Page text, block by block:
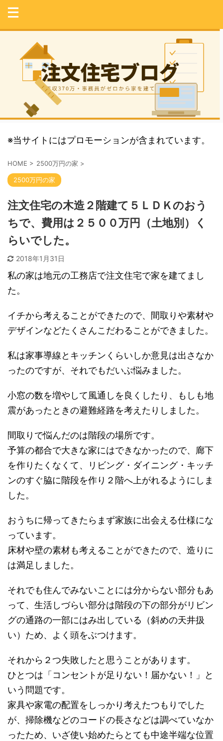
※当サイトにはプロモーションが含まれています。
HOME > 2500万円の家 >
2500万円の家
注文住宅の木造２階建て５ＬＤＫのおう
ちで、費用は２５００万円（土地別）く
らいでした。
2018年1月31日
私の家は地元の工務店で注文住宅で家を建てまし
た。
イチから考えることができたので、間取りや素材や
デザインなどたくさんこだわることができました。
私は家事導線とキッチンくらいしか意見は出さなか
ったのですが、それでもだいぶ悩みました。
小窓の数を増やして風通しを良くしたり、もしも地
震があったときの避難経路を考えたりしました。
間取りで悩んだのは階段の場所です。
予算の都合で大きな家にはできなかったので、廊下
を作りたくなくて、リビング・ダイニング・キッチ
ンのすぐ脇に階段を作り２階へ上がれるようにしま
した。
おうちに帰ってきたらまず家族に出会える仕様にな
っています。
床材や壁の素材も考えることができたので、造りに
は満足しました。
それでも住んでみないことには分からない部分もあ
って、生活しづらい部分は階段の下の部分がリビン
グの通路の一部にはみ出している（斜めの天井扱
い）ため、よく頭をぶつけます。
それから２つ失敗したと思うことがあります。
ひとつは「コンセントが足りない！届かない！」と
いう問題です。
家具や家電の配置をしっかり考えたつもりでした
が、掃除機などのコードの長さなどは調べていなか
ったため、いざ使い始めたらとても中途半端な位置